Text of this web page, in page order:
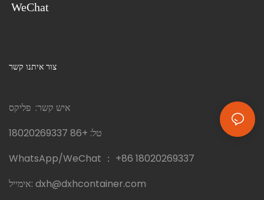
WeChat
צור איתנו קשר
איש קשר: פליקס
טל: +86 18020269337
WhatsApp/WeChat ： +86 18020269337
אימייל: dxh@dxhcontainer.com